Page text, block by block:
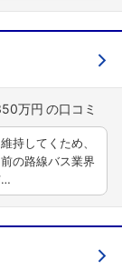
万円
持してくため、
の路線バス業界
…